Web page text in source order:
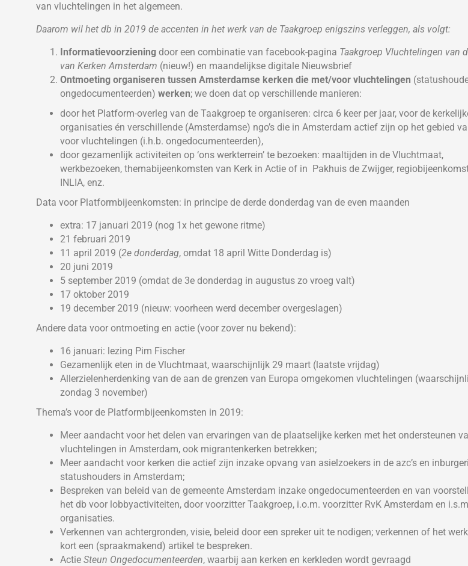
van vluchtelingen in het algemeen.
Daarom wil het db in 2019 de accenten in het werk van de Taakgroep enigszins verleggen, als volgt:
Informatievoorziening door een combinatie van facebook-pagina Taakgroep Vluchtelingen van
van Kerken Amsterdam (nieuw!) en maandelijkse digitale Nieuwsbrief
Ontmoeting organiseren tussen Amsterdamse kerken die met/voor vluchtelingen
ongedocumenteerden) werken; we doen dat op verschillende manieren:
door het Platform-overleg van de Taakgroep te organiseren: circa 6 keer per jaar, voor de
organisaties én verschillende (Amsterdamse) ngo’s die in Amsterdam actief zijn op het gebied
voor vluchtelingen (i.h.b. ongedocumenteerden),
door gezamenlijk activiteiten op ‘ons werkterrein’ te bezoeken: maaltijden in de Vluchtmaat,
werkbezoeken, themabijeenkomsten van Kerk in Actie of in Pakhuis de Zwijger,
INLIA, enz.
Data voor Platformbijeenkomsten: in principe de derde donderdag van de even maanden
extra: 17 januari 2019 (nog 1x het gewone ritme)
21 februari 2019
11 april 2019 (2e donderdag, omdat 18 april Witte Donderdag is)
20 juni 2019
5 september 2019 (omdat de 3e donderdag in augustus zo vroeg valt)
17 oktober 2019
19 december 2019 (nieuw: voorheen werd december overgeslagen)
Andere data voor ontmoeting en actie (voor zover nu bekend):
16 januari: lezing Pim Fischer
Gezamenlijk eten in de Vluchtmaat, waarschijnlijk 29 maart (laatste vrijdag)
Allerzielenherdenking van de aan de grenzen van Europa omgekomen vluchtelingen
zondag 3 november)
Thema’s voor de Platformbijeenkomsten in 2019:
Meer aandacht voor het delen van ervaringen van de plaatselijke kerken met het ondersteunen
vluchtelingen in Amsterdam, ook migrantenkerken betrekken;
Meer aandacht voor kerken die actief zijn inzake opvang van asielzoekers in de azc’s en
statushouders in Amsterdam;
Bespreken van beleid van de gemeente Amsterdam inzake ongedocumenteerden en van
het db voor lobbyactiviteiten, door voorzitter Taakgroep, i.o.m. voorzitter RvK Amsterdam en
organisaties.
Verkennen van achtergronden, visie, beleid door een spreker uit te nodigen; verkennen of het
kort een (spraakmakend) artikel te bespreken.
Actie Steun Ongedocumenteerden, waarbij aan kerken en kerkleden wordt gevraagd